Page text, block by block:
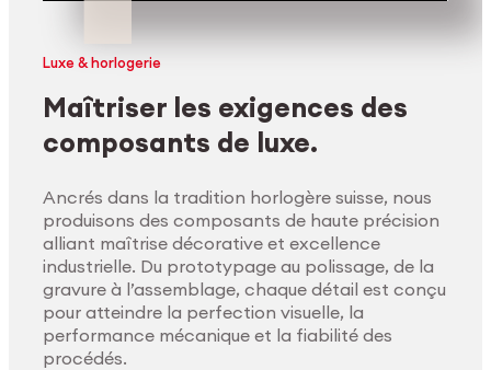
Luxe & horlogerie
Maîtriser les exigences des
composants de luxe.
Ancrés dans la tradition horlogère suisse, nous
produisons des composants de haute précision
alliant maîtrise décorative et excellence
industrielle. Du prototypage au polissage, de la
gravure à l’assemblage, chaque détail est conçu
pour atteindre la perfection visuelle, la
performance mécanique et la fiabilité des
procédés.